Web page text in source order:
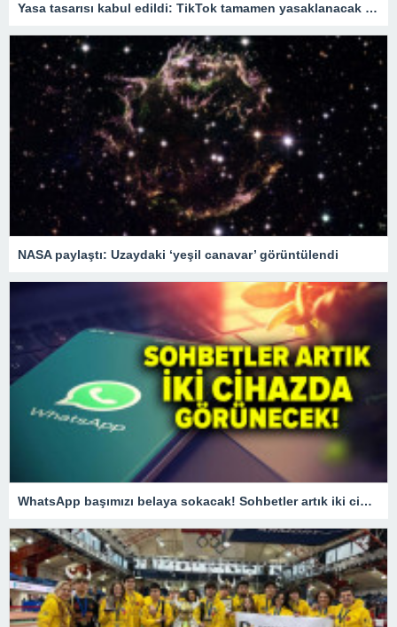
Yasa tasarısı kabul edildi: TikTok tamamen yasaklanacak – Son Dakika Teknoloji Haberleri
NASA paylaştı: Uzaydaki ‘yeşil canavar’ görüntülendi
WhatsApp başımızı belaya sokacak! Sohbetler artık iki cihazda görünecek!